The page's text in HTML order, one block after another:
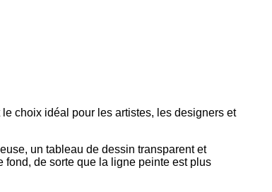
choix idéal pour les artistes, les designers et
un tableau de dessin transparent et
de sorte que la ligne peinte est plus